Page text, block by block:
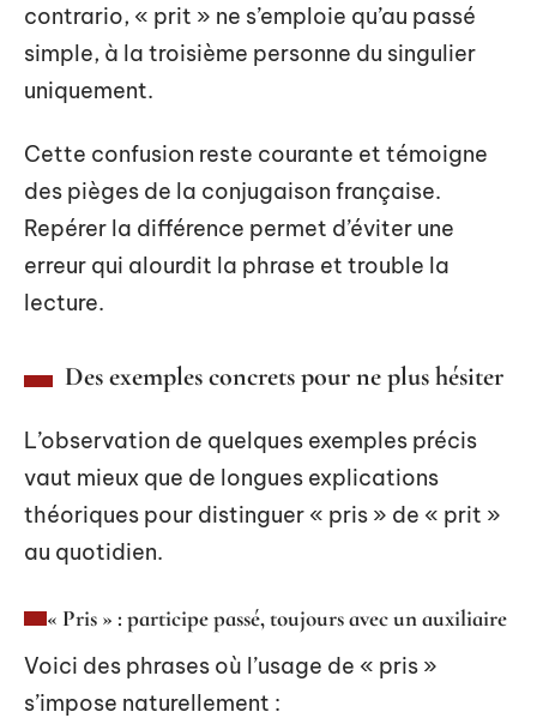
contrario, « prit » ne s’emploie qu’au passé
simple, à la troisième personne du singulier
uniquement.
Cette confusion reste courante et témoigne
des pièges de la conjugaison française.
Repérer la différence permet d’éviter une
erreur qui alourdit la phrase et trouble la
lecture.
Des exemples concrets pour ne plus hésiter
L’observation de quelques exemples précis
vaut mieux que de longues explications
théoriques pour distinguer « pris » de « prit »
au quotidien.
« Pris » : participe passé, toujours avec un auxiliaire
Voici des phrases où l’usage de « pris »
s’impose naturellement :